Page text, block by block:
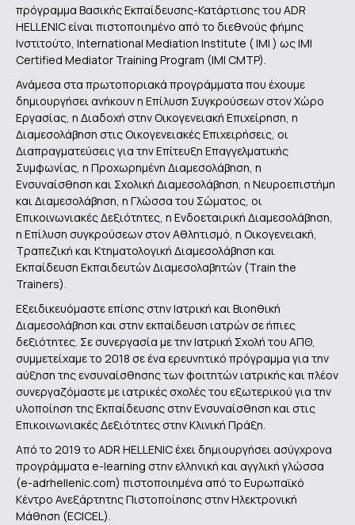
πρόγραμμα Βασικής Εκπαίδευσης-Κατάρτισης του ADR
HELLENIC είναι πιστοποιημένο από το διεθνούς φήμης
Ινστιτούτο, Ιnternational Mediation Institute ( IMI ) ως IMI
Certified Mediator Training Program (IMI CMTP).
Ανάμεσα στα πρωτοποριακά προγράμματα που έχουμε
δημιουργήσει ανήκουν η Επίλυση Συγκρούσεων στον Χώρο
Εργασίας, η Διαδοχή στην Οικογενειακή Επιχείρηση, η
Διαμεσολάβηση στις Οικογενειακές Επιχειρήσεις, οι
Διαπραγματεύσεις για την Επίτευξη Επαγγελματικής
Συμφωνίας, η Προχωρημένη Διαμεσολάβηση, η
Ενσυναίσθηση και Σχολική Διαμεσολάβηση, η Νευροεπιστήμη
και Διαμεσολάβηση, η Γλώσσα του Σώματος, οι
Επικοινωνιακές Δεξιότητες, η Ενδοεταιρική Διαμεσολάβηση,
η Επίλυση συγκρούσεων στον Αθλητισμό, η Οικογενειακή,
Τραπεζική και Κτηματολογική Διαμεσολάβηση και
Εκπαίδευση Εκπαιδευτών Διαμεσολαβητών (Τrain the
Trainers).
Εξειδικευόμαστε επίσης στην Ιατρική και Βιοηθική
Διαμεσολάβηση και στην εκπαίδευση ιατρών σε ήπιες
δεξιότητες. Σε συνεργασία με την Ιατρική Σχολή του ΑΠΘ,
συμμετείχαμε το 2018 σε ένα ερευνητικό πρόγραμμα για την
αύξηση της ενσυναίσθησης των φοιτητών ιατρικής και πλέον
συνεργαζόμαστε με ιατρικές σχολές του εξωτερικού για την
υλοποίηση της Εκπαίδευσης στην Ενσυναίσθηση και στις
Επικοινωνιακές Δεξιότητες στην Κλινική Πράξη.
Από το 2019 το ADR HELLENIC έχει δημιουργήσει ασύγχρονα
προγράμματα e-learning στην ελληνική και αγγλική γλώσσα
(e-adrhellenic.com) πιστοποιημένα από το Ευρωπαϊκό
Κέντρο Ανεξάρτητης Πιστοποίησης στην Ηλεκτρονική
Μάθηση (ECICEL).